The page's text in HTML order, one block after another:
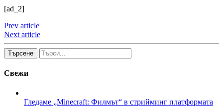
[ad_2]
Prev article
Next article
Търсене
Свежи
Гледаме „Minecraft: Филмът“ в стрийминг платформата